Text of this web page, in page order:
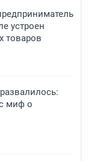
устроен
товаров
миф о